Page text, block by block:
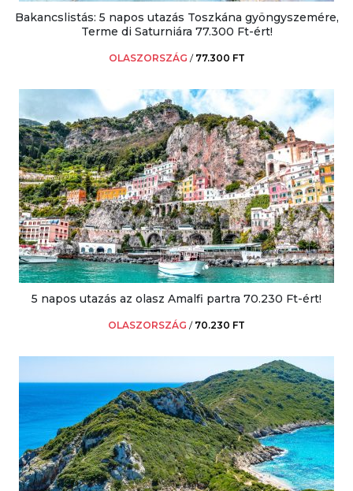
Bakancslistás: 5 napos utazás Toszkána gyöngyszemére,
Terme di Saturniára 77.300 Ft-ért!
OLASZORSZÁG / 77.300 FT
5 napos utazás az olasz Amalfi partra 70.230 Ft-ért!
OLASZORSZÁG / 70.230 FT